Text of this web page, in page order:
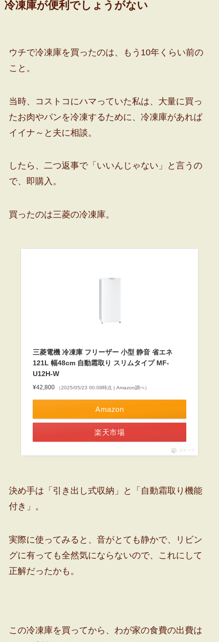
冷凍庫が便利でしょうがない
ウチで冷凍庫を買ったのは、もう10年くらい前の
こと。
当時、コストコにハマっていた私は、大量に買っ
たお肉やパンを冷凍するために、冷凍庫があれば
イイナ～と夫に相談。
したら、二つ返事で「いいんじゃない」と言うの
で、即購入。
買ったのは三菱の冷凍庫。
三菱電機 冷凍庫 フリーザー 小型 静音 省エネ
121L 幅48cm 自動霜取り スリムタイプ MF-
U12H-W
¥42,800 （2025/05/23 00:08時点 | Amazon調べ）
Amazon
楽天市場
ポチップ
決め手は「引き出し式収納」と「自動霜取り機能
付き」。
実際に使ってみると、音がとても静かで、リビン
グに有っても全然気にならないので、これにして
正解だったかも。
この冷凍庫を買ってから、わが家の食費の出費は